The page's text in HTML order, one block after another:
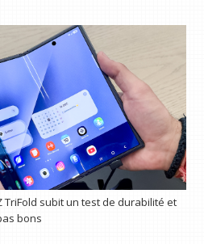
TriFold subit un test de durabilité et
bons